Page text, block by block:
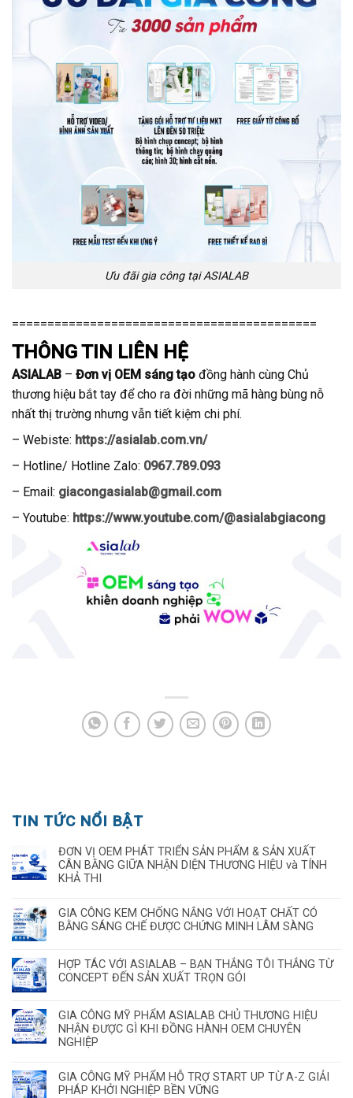
Ưu đãi gia công tại ASIALAB
===========================================
THÔNG TIN LIÊN HỆ
ASIALAB – Đơn vị OEM sáng tạo đồng hành cùng Chủ
thương hiệu bắt tay để cho ra đời những mã hàng bùng nỗ
nhất thị trường nhưng vẫn tiết kiệm chi phí.
– Webiste: https://asialab.com.vn/
– Hotline/ Hotline Zalo: 0967.789.093
– Email: giacongasialab@gmail.com
– Youtube: https://www.youtube.com/@asialabgiacong
TIN TỨC NỔI BẬT
ĐƠN VỊ OEM PHÁT TRIỂN SẢN PHẨM & SẢN XUẤT
CÂN BẰNG GIỮA NHẬN DIỆN THƯƠNG HIỆU và TÍNH
KHẢ THI
GIA CÔNG KEM CHỐNG NẮNG VỚI HOẠT CHẤT CÓ
BẰNG SÁNG CHẾ ĐƯỢC CHỨNG MINH LÂM SÀNG
HỢP TÁC VỚI ASIALAB – BẠN THẮNG TÔI THẮNG TỪ
CONCEPT ĐẾN SẢN XUẤT TRỌN GÓI
GIA CÔNG MỸ PHẨM ASIALAB CHỦ THƯƠNG HIỆU
NHẬN ĐƯỢC GÌ KHI ĐỒNG HÀNH OEM CHUYÊN
NGHIỆP
GIA CÔNG MỸ PHẨM HỖ TRỢ START UP TỪ A-Z GIẢI
PHÁP KHỞI NGHIỆP BỀN VỮNG